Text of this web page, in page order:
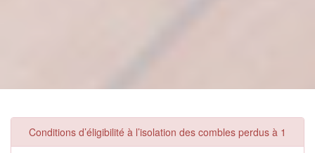
Conditions d’éligibilité à l’isolation des combles perdus à 1